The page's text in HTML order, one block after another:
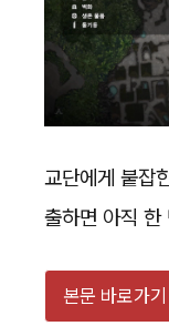
교단에게 붙잡
출하면 아직 한
본문 바로가기